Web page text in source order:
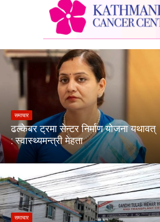
समाचार
ढल्केबर ट्रमा सेन्टर निर्माण योजना यथावत्
: स्वास्थ्यमन्त्री मेहता
समाचार